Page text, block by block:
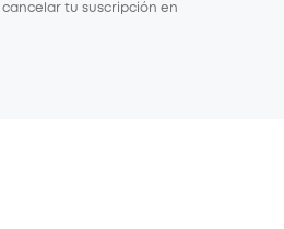
tu suscripción en